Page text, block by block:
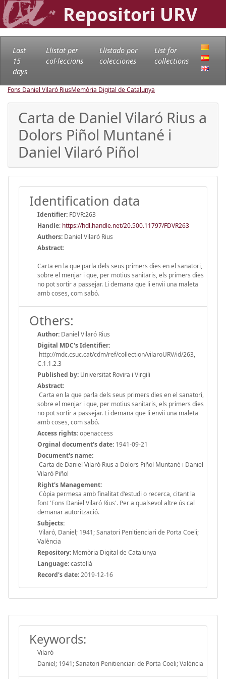
Repositori URV
Last
15
days
Llistat per
col·leccions
Llistado por
colecciones
List for
collections
Fons Daniel Vilaró RiusMemòria Digital de Catalunya
Carta de Daniel Vilaró Rius a
Dolors Piñol Muntané i
Daniel Vilaró Piñol
Identification data
Identifier: FDVR:263
Handle: https://hdl.handle.net/20.500.11797/FDVR263
Authors: Daniel Vilaró Rius
Abstract:
Carta en la que parla dels seus primers dies en el sanatori,
sobre el menjar i que, per motius sanitaris, els primers dies
no pot sortir a passejar. Li demana que li envii una maleta
amb coses, com sabó.
Others:
Author: Daniel Vilaró Rius
Digital MDC's Identifier:
http://mdc.csuc.cat/cdm/ref/collection/vilaroURV/id/263,
C.1.1.2.3
Published by: Universitat Rovira i Virgili
Abstract:
Carta en la que parla dels seus primers dies en el sanatori,
sobre el menjar i que, per motius sanitaris, els primers dies
no pot sortir a passejar. Li demana que li envii una maleta
amb coses, com sabó.
Access rights:openaccess
Orginal document's date: 1941-09-21
Document's name:
Carta de Daniel Vilaró Rius a Dolors Piñol Muntané i Daniel
Vilaró Piñol
Right's Management:
Còpia permesa amb finalitat d'estudi o recerca, citant la
font 'Fons Daniel Vilaró Rius'. Per a qualsevol altre ús cal
demanar autorització.
Subjects:
Vilaró, Daniel; 1941; Sanatori Penitienciari de Porta Coeli;
València
Repository: Memòria Digital de Catalunya
Language:castellà
Record's date:2019-12-16
Keywords:
Vilaró
Daniel; 1941; Sanatori Penitienciari de Porta Coeli; València